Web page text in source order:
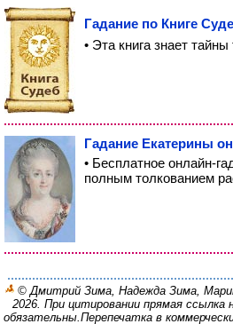
Гадание по Книге
• Эта книга знает
Гадание Екатерины
• Бесплатное онлайн-
полным толкованием
© Дмитрий Зима, Надежда Зима,
2026. При цитировании прямая ссылка
обязательны.Перепечатка в